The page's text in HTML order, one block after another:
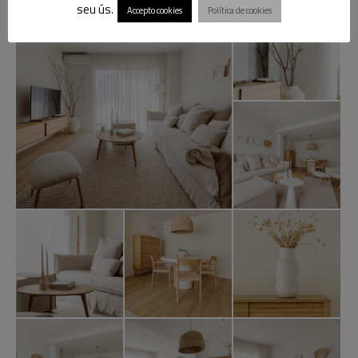
seu ús.
Accepto cookies Política de cookies